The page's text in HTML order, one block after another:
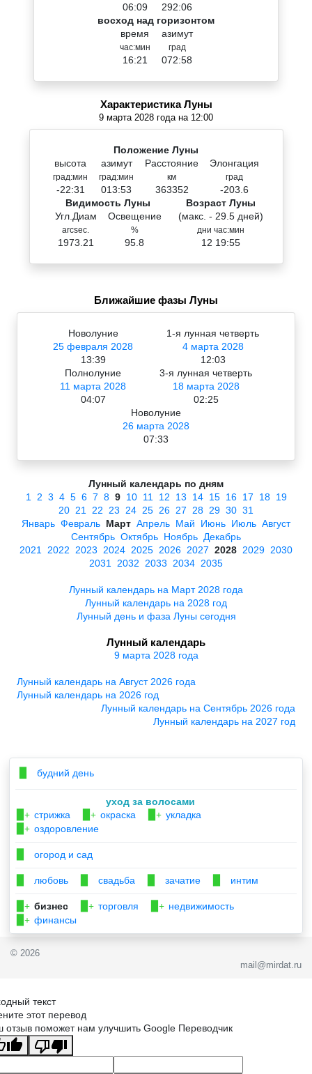
06:09
292:06
восход над горизонтом
время
час:мин
16:21
азимут
град
072:58
Характеристика Луны
9 марта 2028 года на 12:00
Положение Луны
высота
град:мин
-22:31
азимут
град:мин
013:53
Расстояние
км
363352
Элонгация
град
-203.6
Видимость Луны
Угл.Диам
arcsec.
1973.21
Освещение
%
95.8
Возраст Луны
(макс. - 29.5 дней)
дни час:мин
12 19:55
Ближайшие фазы Луны
Новолуние
25 февраля 2028
13:39
1-я лунная четверть
4 марта 2028
12:03
Полнолуние
11 марта 2028
04:07
3-я лунная четверть
18 марта 2028
02:25
Новолуние
26 марта 2028
07:33
Лунный календарь по дням
1
2 3 4 5 6 7 8 9 10 11 12 13 14 15 16 17 18 19
20 21 22 23 24 25 26 27 28 29 30 31
Январь Февраль Март Апрель Май Июнь Июль Август
Сентябрь Октябрь Ноябрь Декабрь
2021
2022 2023 2024 2025 2026 2027 2028 2029 2030
2031
2032 2033 2034 2035
Лунный календарь на Март 2028 года
Лунный календарь на 2028 год
Лунный день и фаза Луны сегодня
Лунный календарь
9 марта 2028 года
Лунный календарь на Август 2026 года
Лунный календарь на 2026 год
Лунный календарь на Сентябрь 2026 года
Лунный календарь на 2027 год
будний день
уход за волосами
▉+ стрижка ▉+ окраска ▉+ укладка
▉+ оздоровление
огород и сад
любовь свадьба зачатие интим
▉+ бизнес ▉+ торговля ▉+ недвижимость
▉+ финансы
© 2026
mail@mirdat.ru
текст
этот перевод
отзыв поможет нам улучшить Google Переводчик